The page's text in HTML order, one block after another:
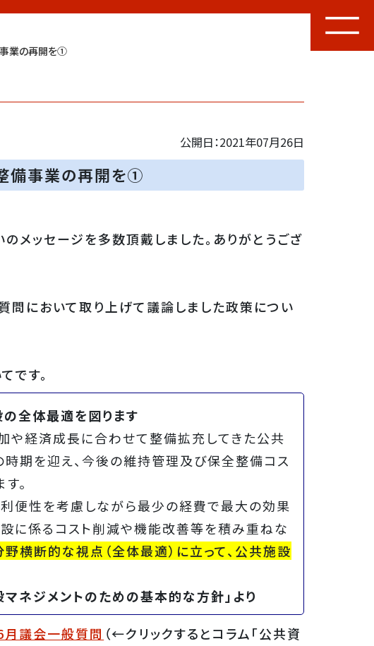
業の再開を①
公開日：2021年07月26日
備事業の再開を①
ッセージを多数頂戴しました。ありがとうござ
において取り上げて議論しました政策につい
です。
全体最適を図ります
や経済成長に合わせて整備拡充してきた公共
期を迎え、今後の維持管理及び保全整備コス
。
便性を考慮しながら最少の経費で最大の効果
に係るコスト削減や機能改善等を積み重ねな
横断的な視点（全体最適）に立って、公共施設
ネジメントのための基本的な方針」より
議会一般質問 （←クリックするとコラム「公共資